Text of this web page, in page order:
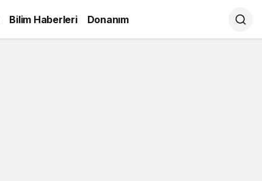
Bilim Haberleri Donanım